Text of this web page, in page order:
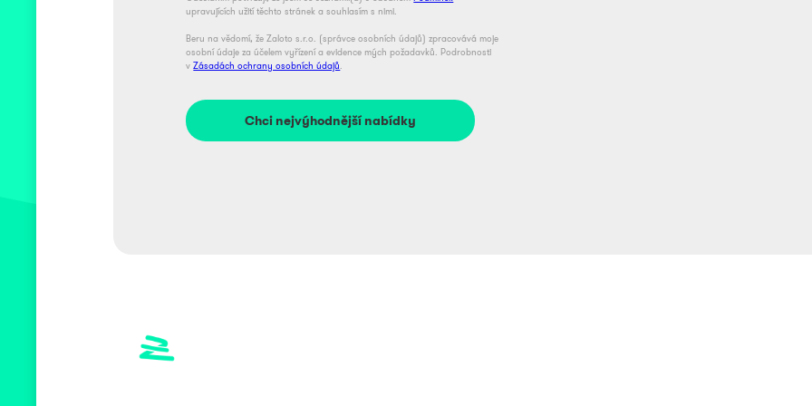
upravujících užití těchto stránek a souhlasím s nimi.
Beru na vědomí, že Zaloto s.r.o. (správce osobních údajů) zpracovává moje
osobní údaje za účelem vyřízení a evidence mých požadavků. Podrobnosti
vZásadách ochrany osobních údajů.